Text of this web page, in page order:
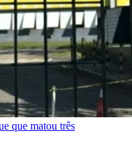
que matou três